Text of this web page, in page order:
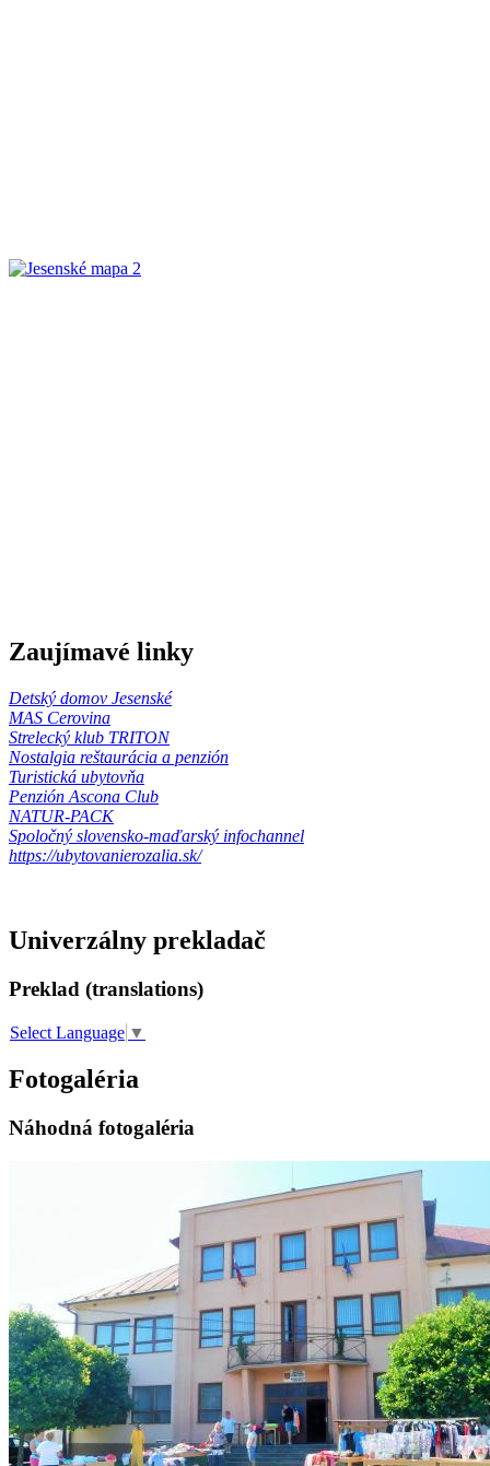
Zaujímavé linky
Detský domov Jesenské
MAS Cerovina
Strelecký klub TRITON
Nostalgia reštaurácia a penzión
Turistická ubytovňa
Penzión Ascona Club
NATUR-PACK
Spoločný slovensko-maďarský infochannel
https://ubytovanierozalia.sk/
Univerzálny prekladač
Preklad (translations)
Select Language ▼
Fotogaléria
Náhodná fotogaléria